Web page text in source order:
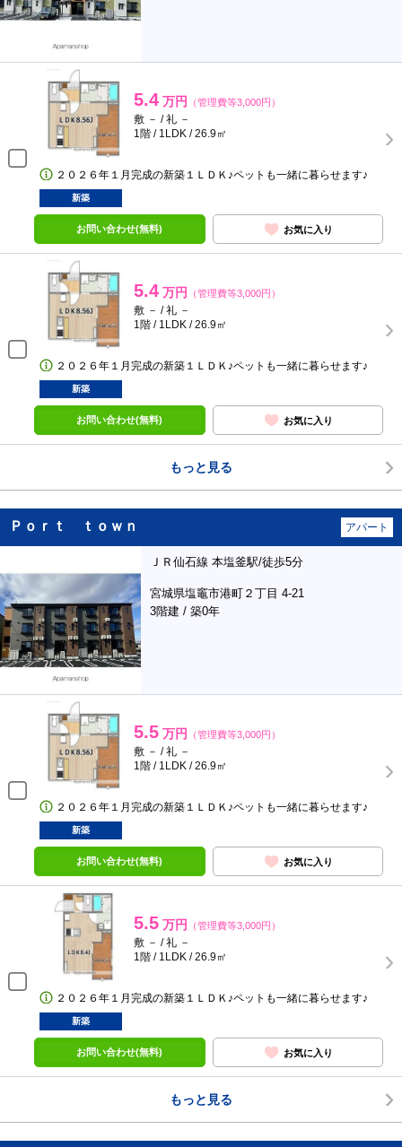
5.4 万円 （管理費等3,000円）
敷 － / 礼 －
1階 / 1LDK / 26.9㎡
２０２６年１月完成の新築１ＬＤＫ♪ペットも一緒に暮らせます♪
新築
お問い合わせ(無料) お気に入り
5.4 万円 （管理費等3,000円）
敷 － / 礼 －
1階 / 1LDK / 26.9㎡
２０２６年１月完成の新築１ＬＤＫ♪ペットも一緒に暮らせます♪
新築
お問い合わせ(無料) お気に入り
もっと見る
Ｐｏｒｔ ｔｏｗｎ アパート
ＪＲ仙石線 本塩釜駅/徒歩5分
宮城県塩竈市港町２丁目 4-21
3階建 / 築0年
5.5 万円 （管理費等3,000円）
敷 － / 礼 －
1階 / 1LDK / 26.9㎡
２０２６年１月完成の新築１ＬＤＫ♪ペットも一緒に暮らせます♪
新築
お問い合わせ(無料) お気に入り
5.5 万円 （管理費等3,000円）
敷 － / 礼 －
1階 / 1LDK / 26.9㎡
２０２６年１月完成の新築１ＬＤＫ♪ペットも一緒に暮らせます♪
新築
お問い合わせ(無料) お気に入り
もっと見る